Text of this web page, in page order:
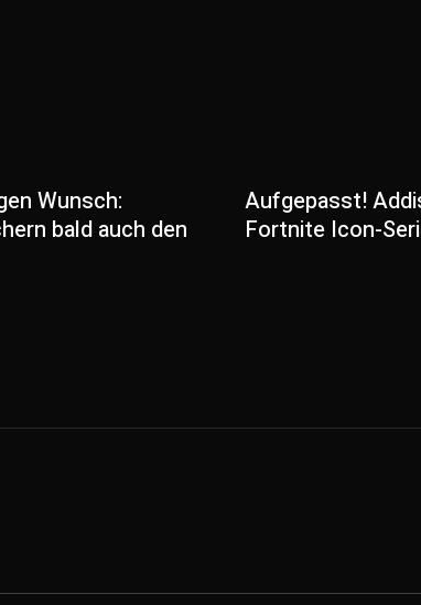
Wunsch:
bald auch den
Aufgepasst!
Fortnite Icon-